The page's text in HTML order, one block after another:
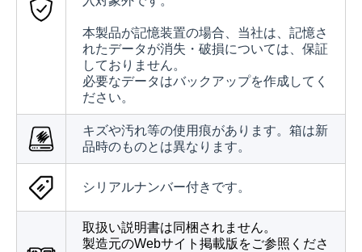
本製品が記憶装置の場合、当社は、記憶さ
れたデータが消失・破損については、保証
しておりません。
必要なデータはバックアップを作成してく
ださい。
キズや汚れ等の使用痕があります。箱は新
品時のものとは異なります。
シリアルナンバー付きです。
取扱い説明書は同梱されません。
製造元のWebサイト掲載版をご参照くださ